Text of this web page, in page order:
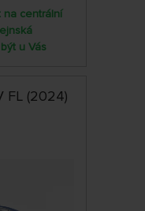
na centrální
u Vás
FL (2024)